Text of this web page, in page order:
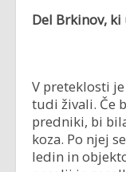
Del Brkinov,
V preteklosti
tudi živali. Če
predniki, bi
koza. Po njej
ledin in